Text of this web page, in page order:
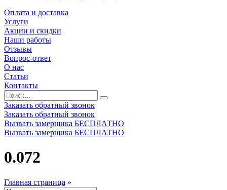
Оплата и доставка
Услуги
Акции и скидки
Наши работы
Отзывы
Вопрос-ответ
О нас
Статьи
Контакты
Заказать обратный звонок
Заказать обратный звонок
Вызвать замерщика БЕСПЛАТНО
Вызвать замерщика БЕСПЛАТНО
0.072
Главная страница »